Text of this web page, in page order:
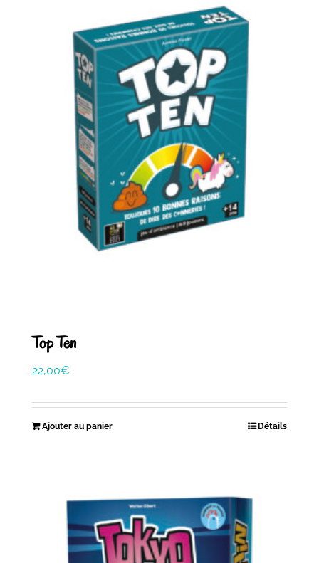
Top Ten
22,00€
Ajouter au panier Détails